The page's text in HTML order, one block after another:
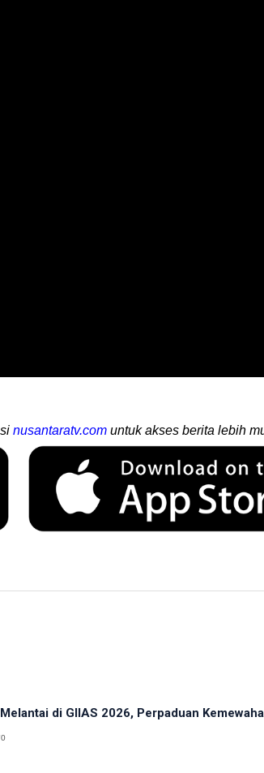
nusantaratv.com untuk akses berita lebih
di GIIAS 2026, Perpaduan